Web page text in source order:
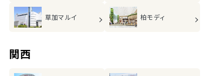
草加マルイ 柏モディ
関西